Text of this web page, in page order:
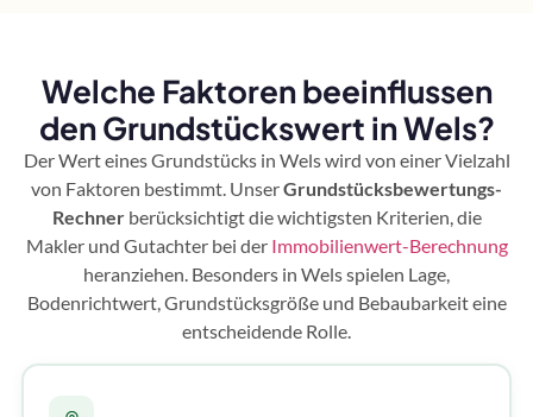
Welche Faktoren beeinflussen
den Grundstückswert in Wels?
Der Wert eines Grundstücks in Wels wird von einer Vielzahl
von Faktoren bestimmt. UnserGrundstücksbewertungs-
Rechnerberücksichtigt die wichtigsten Kriterien, die
Makler und Gutachter bei der Immobilienwert-Berechnung
heranziehen. Besonders in Wels spielen Lage,
Bodenrichtwert, Grundstücksgröße und Bebaubarkeit eine
entscheidende Rolle.